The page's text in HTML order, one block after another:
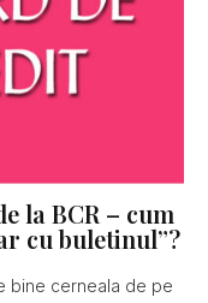
la BCR – cum
cu buletinul”?
bine cerneala de pe